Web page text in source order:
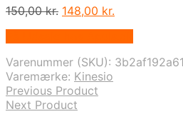
150,00kr. Den
150,00 kr..
148,00 kr.
148,00 kr..
Varenummer (SKU):
Varemærke: Kinesio
Previous Product
Next Product